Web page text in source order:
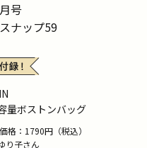
号
ナップ59
量ボストンバッグ
格：1790円（税込）
り子さん